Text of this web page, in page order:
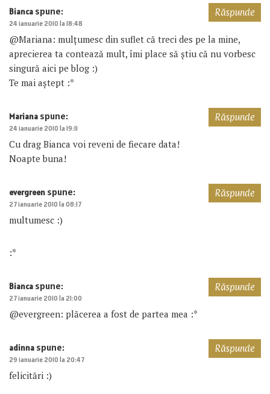
Bianca spune:
24 ianuarie 2010 la 18:48
@Mariana: mulțumesc din suflet că treci des pe la mine,
aprecierea ta contează mult, îmi place să știu că nu vorbesc
singură aici pe blog :)
Te mai aștept :*
Răspunde
Mariana spune:
24 ianuarie 2010 la 19:11
Cu drag Bianca voi reveni de fiecare data!
Noapte buna!
Răspunde
evergreen spune:
27 ianuarie 2010 la 08:17
multumesc :)
:*
Răspunde
Bianca spune:
27 ianuarie 2010 la 21:00
@evergreen: plăcerea a fost de partea mea :*
Răspunde
adinna spune:
29 ianuarie 2010 la 20:47
felicitări :)
Răspunde